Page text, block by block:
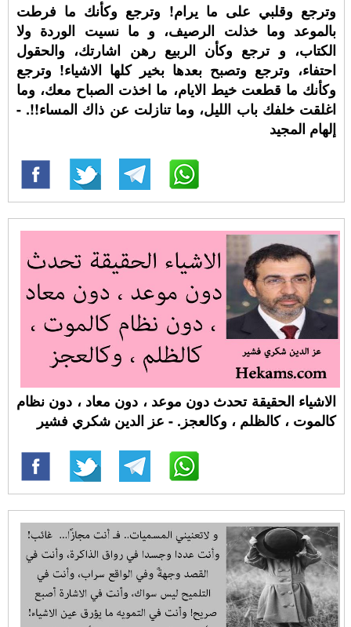
وترجع وقلبي على ما يرام! وترجع وكأنك ما فرطت
بالموعد وما خذلت الرصيف، و ما نسيت الوردة ولا
الكتاب، و ترجع وكأن الربيع رهن اشارتك، والحقول
احتفاء، وترجع وتصبح بعدها بخير كلها الاشياء! وترجع
وكأنك ما قطعت خيط الايام، ما اخذت الصباح معك، وما
اغلقت خلفك باب الليل، وما تنازلت عن ذاك المساء!!. -
إلهام المجيد
الاشياء الحقيقة تحدث دون موعد ، دون معاد ، دون نظام
كالموت ، كالظلم ، وكالعجز. - عز الدين شكري فشير